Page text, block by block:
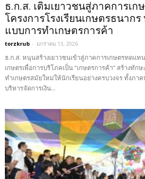
ธ.ก.ส. เติมเยาวชนสู่ภาคการเก
โครงการโรงเรียนเกษตรธนาก
แบบการทำเกษตรการค้า
torzkrub - มกราคม 13, 2026
ธ.ก.ส. หนุนสร้างเยาวชนเข้าสู่ภาคการเกษตรทดแท
เกษตรเพื่อการบริโภคเป็น “เกษตรการค้า” สร้างทัก
ทำเกษตรสมัยใหม่ให้นักเรียนอย่างครบวงจร ทั้งภ
บริหารจัดการเงิน...